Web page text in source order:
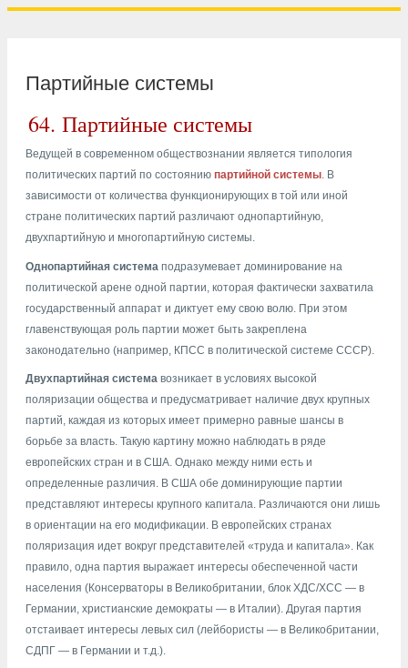
Партийные системы
64. Партийные системы
Ведущей в современном обществознании является типология
политических партий по состоянию партийной системы. В
зависимости от количества функционирующих в той или иной
стране политических партий различают однопартийную,
двухпартийную и многопартийную системы.
Однопартийная система подразумевает доминирование на
политической арене одной партии, которая фактически захватила
государственный аппарат и диктует ему свою волю. При этом
главенствующая роль партии может быть закреплена
законодательно (например, КПСС в политической системе СССР).
Двухпартийная система возникает в условиях высокой
поляризации общества и предусматривает наличие двух крупных
партий, каждая из которых имеет примерно равные шансы в
борьбе за власть. Такую картину можно наблюдать в ряде
европейских стран и в США. Однако между ними есть и
определенные различия. В США обе доминирующие партии
представляют интересы крупного капитала. Различаются они лишь
в ориентации на его модификации. В европейских странах
поляризация идет вокруг представителей «труда и капитала». Как
правило, одна партия выражает интересы обеспеченной части
населения (Консерваторы в Великобритании, блок ХДС/ХСС — в
Германии, христианские демократы — в Италии). Другая партия
отстаивает интересы левых сил (лейбористы — в Великобритании,
СДПГ — в Германии и т.д.).